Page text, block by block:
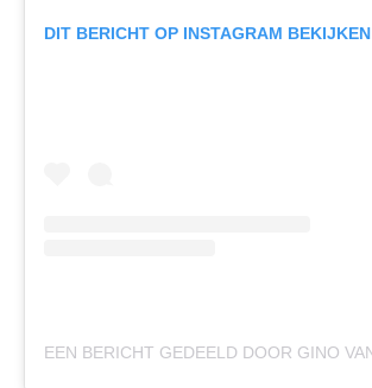
DIT BERICHT OP INSTAGRAM BEKIJKEN